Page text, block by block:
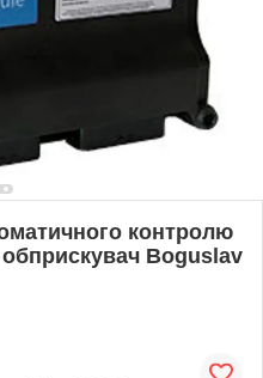
контролю
Boguslav